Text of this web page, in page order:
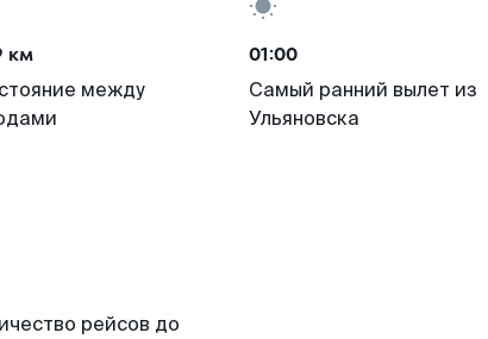
км
между
01:00
Самый ранний вылет из
Ульяновска
рейсов до